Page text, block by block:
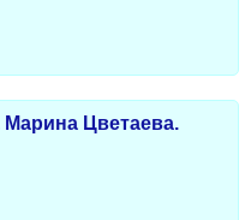
Марина Цветаева.